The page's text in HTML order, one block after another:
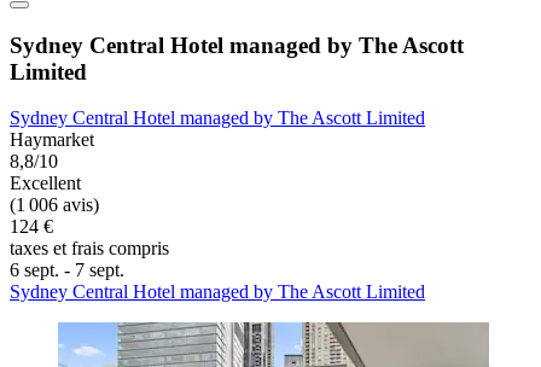
Sydney Central Hotel managed by The Ascott
Limited
Sydney Central Hotel managed by The Ascott Limited
Haymarket
8,8/10
Excellent
(1 006 avis)
124 €
taxes et frais compris
6 sept. - 7 sept.
Sydney Central Hotel managed by The Ascott Limited